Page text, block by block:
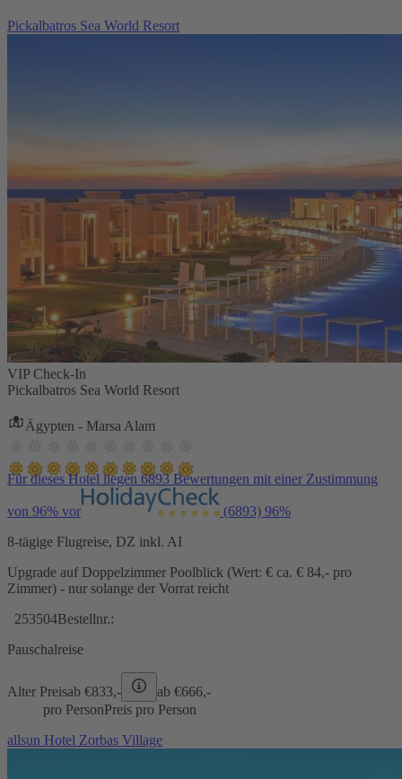
Pickalbatros Sea World Resort
VIP Check-In
Pickalbatros Sea World Resort
Ägypten - Marsa Alam
Für dieses Hotel liegen 6893 Bewertungen mit einer Zustimmung
von 96% vor (6893) 96%
8-tägige Flugreise, DZ inkl. AI
Upgrade auf Doppelzimmer Poolblick (Wert: € ca. € 84,- pro
Zimmer) - nur solange der Vorrat reicht
253504Bestellnr.:
Pauschalreise
Alter Preisab €833,- ab €666,-
pro PersonPreis pro Person
allsun Hotel Zorbas Village